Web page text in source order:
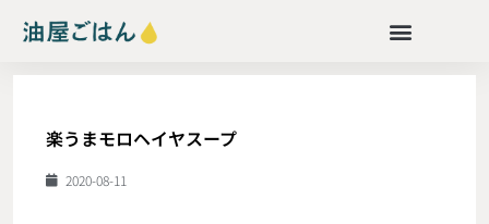
楽うまモロヘイヤスープ
2020-08-11